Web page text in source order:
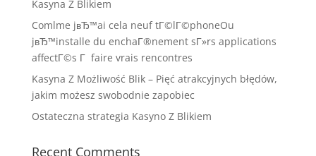
Kasyna Z Blikiem
Comlme jвЂ™ai cela neuf tГ©lГ©phoneOu
jвЂ™installe du enchaГ®nement sГ»rs applications
affectГ©s Г faire vrais rencontres
Kasyna Z Możliwość Blik – Pięć atrakcyjnych błędów,
jakim możesz swobodnie zapobiec
Ostateczna strategia Kasyno Z Blikiem
Recent Comments